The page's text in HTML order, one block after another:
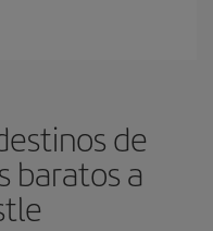
de
baratos a